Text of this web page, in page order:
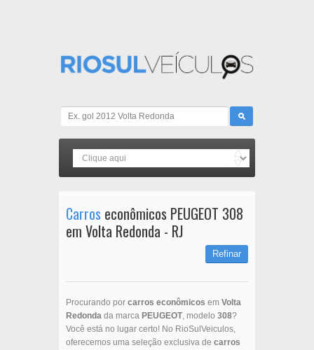
Carros econômicos PEUGEOT 308
em Volta Redonda - RJ
Refinar
Procurando por carros econômicos em Volta
Redonda da marca PEUGEOT, modelo 308?
Você está no lugar certo! No RioSulVeiculos,
oferecemos uma seleção exclusiva de carros